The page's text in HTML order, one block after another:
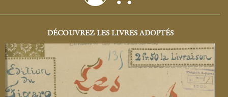
DÉCOUVREZ LES LIVRES ADOPTÉS